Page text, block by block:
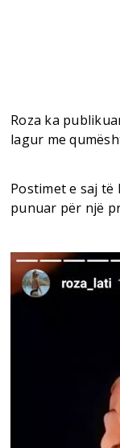
Roza ka
lagur me
Postimet e saj të
punuar për një